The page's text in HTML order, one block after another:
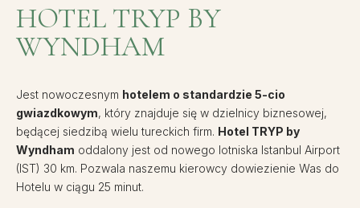
HOTEL TRYP BY
WYNDHAM
Jest nowoczesnym hotelem o standardzie 5-cio
gwiazdkowym, który znajduje się w dzielnicy biznesowej,
będącej siedzibą wielu tureckich firm. Hotel TRYP by
Wyndham oddalony jest od nowego lotniska Istanbul Airport
(IST) 30 km. Pozwala naszemu kierowcy dowiezienie Was do
Hotelu w ciągu 25 minut.